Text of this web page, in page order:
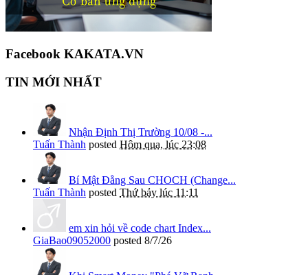
Facebook KAKATA.VN
TIN MỚI NHẤT
Nhận Định Thị Trường 10/08 -...
Tuấn Thành posted Hôm qua, lúc 23:08
Bí Mật Đằng Sau CHOCH (Change...
Tuấn Thành posted Thứ bảy lúc 11:11
em xin hỏi về code chart Index...
GiaBao09052000 posted 8/7/26